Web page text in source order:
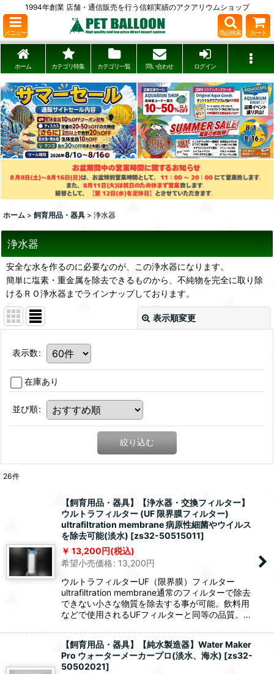
1994年創業 店舗・通信販売を行う信頼実績のアクアリウムショップ
メニュー 商品検索 カート
ホーム カテゴリ特集 カテゴリ一覧 問い合わせ ログイン
ホーム > 飼育用品・器具 > 浄水器
浄水器
安全な水を作るのに必要なのが、この浄水器になります。
簡単に塩素・重金属を除去できるものから、不純物を完全に取り除
けるＲＯ浄水器までラインナップしております。
表示順変更
表示数:
在庫あり
並び順:
絞り込む
26件
【飼育用品・器具】【浄水器・交換フィルター】
ウルトラフィルター (UF 限界膜フィルター)
ultrafiltration membrane 病原性細菌やウイルス
を除去可能(淡水) [zs32-50515011]
13,200円(税込)
希望小売価格: 13,200円
ウルトラフィルターUF（限界膜）フィルター
ultrafiltration membrane通常のフィルターで除去
できない小さな物質を除去する事が可能。飲料用
などで使用されるUFフィルターと同等の品質。…
【飼育用品・器具】【純水製造器】Water Maker
Pro ウォーターメーカープロ(淡水、海水) [zs32-
50502021]